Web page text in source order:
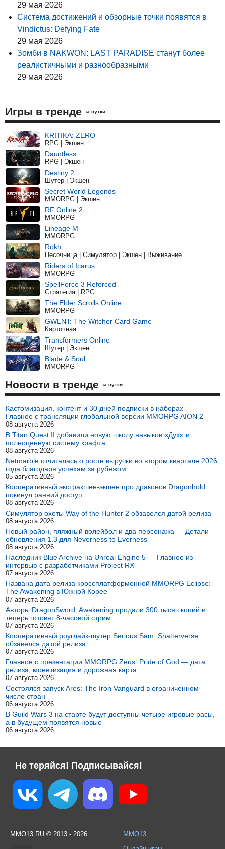
29 мая 2026
Система достижений и обзорные точки появятся в
Vindictus: Defying Fate
29 мая 2026
Зомби в NAKWON: LAST PARADISE станут более
реалистичными и разнообразными
29 мая 2026
Игры в тренде за сутки
KRITIKA: ZERO
RPG | Экшен
Dauntless
RPG | Экшен
Destiny 2
Шутер | Экшен
Secret World Legends
MMORPG | Экшен
RF Online 2
MMORPG
Lineage M
MMORPG
Rokh
Песочница | Симулятор | Экшен | Выживание
Riders of Icarus
MMORPG
SpellForce 3 Reforced
Стратегия | RPG
The Elder Scrolls Online
MMORPG
GWENT: The Witcher Card Game
Карточная
Transformers Online
Шутер | Экшен
Blade & Soul
MMORPG
Новости в тренде за сутки
Кастомизация, контент и 30 дней подписки в наборах —
Главное с трансляции глобальной версии MMORPG AION 2
08 августа 2026
В Titan Quest II добавили новую школу навыков «Дух» и
полноценную систему крафта
08 августа 2026
Netmarble отчиталась о росте выручки во втором квартале 2026
года благодаря успехам за рубежом
05 августа 2026
Кооперативный экстракшен-экшен про драконов Dragonhold
покинул ранний доступ
08 августа 2026
Симулятор охоты Way of the Hunter 2 обзавелся датой релиза
08 августа 2026
Новый район, пляжный волейбол и два персонажа — Детали
обновления 1.3 для Neverness to Everness
08 августа 2026
Наследник Blue Archive на Unreal Engine 5 — Главное из
интервью с разработчиками Project RX
07 августа 2026
Названа дата релиза кроссплатформенной MMORPG Eclipse:
The Awakening в Южной Корее
07 августа 2026
Авторы DragonSword: Awakening продали 300 тысяч копий и
теперь готовят 8-часовой стрим
07 августа 2026
Кооперативный роуглайк-шутер Serious Sam: Shatterverse
обзавелся датой релиза
07 августа 2026
Главное с презентации MMORPG Zeus: Pride of God — дата
релиза, монетизация и дорожная карта
07 августа 2026
Состоялся запуск Ares: The Iron Vanguard в ограниченном
числе стран
06 августа 2026
В Guild Wars 3 на старте будут доступны четыре игровые расы,
а в будущем появятся новые
06 августа 2026
Не теряйся! Подписывайся!
MMO13.RU © 2013 - 2026
MMO13